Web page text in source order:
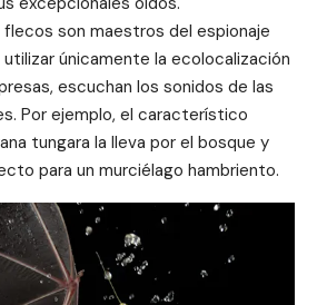
son maestros del espionaje
únicamente la ecolocalización
escuchan los sonidos de las
Por ejemplo, el característico
tungara la lleva por el bosque y
para un murciélago hambriento.